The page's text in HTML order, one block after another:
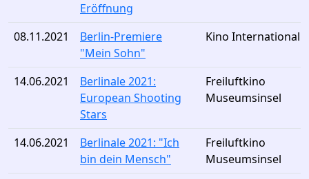
Eröffnung
08.11.2021
Berlin-Premiere
"Mein Sohn"
Kino International
14.06.2021
Berlinale 2021:
European Shooting
Stars
Freiluftkino
Museumsinsel
14.06.2021
Berlinale 2021: "Ich
bin dein Mensch"
Freiluftkino
Museumsinsel